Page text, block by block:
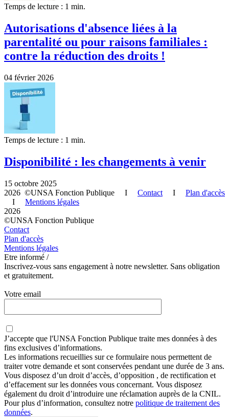
Temps de lecture : 1 min.
Autorisations d'absence liées à la
parentalité ou pour raisons familiales :
contre la réduction des droits !
04 février 2026
Temps de lecture : 1 min.
Disponibilité : les changements à venir
15 octobre 2025
2026 ©UNSA Fonction Publique I Contact I Plan d'accès
I Mentions légales
2026
©UNSA Fonction Publique
Contact
Plan d'accès
Mentions légales
Etre informé /
Inscrivez-vous sans engagement à notre newsletter. Sans obligation
et gratuitement.
Votre email
J’accepte que l'UNSA Fonction Publique traite mes données à des
fins exclusives d’informations.
Les informations recueillies sur ce formulaire nous permettent de
traiter votre demande et sont conservées pendant une durée de 3 ans.
Vous disposez d’un droit d’accès, d’opposition , de rectification et
d’effacement sur les données vous concernant. Vous disposez
également du droit d’introduire une réclamation auprès de la CNIL.
Pour plus d’information, consultez notre politique de traitement des
données.